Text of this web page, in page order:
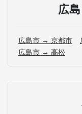
広島
広島市 → 京都市
広島市 → 高松